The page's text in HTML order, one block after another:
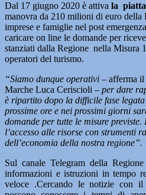
Dal 17 giugno 2020 è attiva la
manovra da 210 milioni di euro della
imprese e famiglie nel post
caricare on line le domande per
stanziati dalla Regione nella Misura
operatori del turismo.
“Siamo dunque operativi – afferma il
Marche Luca Ceriscioli – per dare
è ripartito dopo la difficile fase
prossime ore e nei prossimi giorni
domande per tutte le misure previste.
l’accesso alle risorse con strumenti
dell’economia della nostra regione”.
Sul canale Telegram della
informazioni e istruzioni in tempo
veloce .Cercando le notizie con